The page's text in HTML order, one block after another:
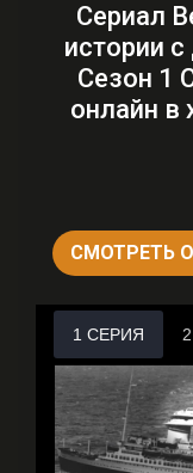
Сериал
истории
Сезон 1
онлайн в
СМОТРЕТЬ